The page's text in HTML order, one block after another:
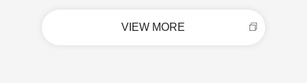
VIEW MORE